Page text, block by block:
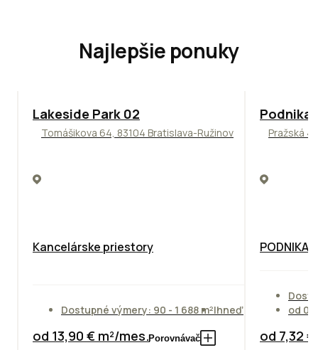
Najlepšie ponuky
ODPORÚČAME
Lakeside Park 02
Tomášikova 64, 83104 Bratislava-Ružinov
Kancelárske priestory
Dostupné výmery: 90 - 1 688 m²Ihneď
od 13,90 € m²/mes.Porovnávač
Pražská
od
od 7,32